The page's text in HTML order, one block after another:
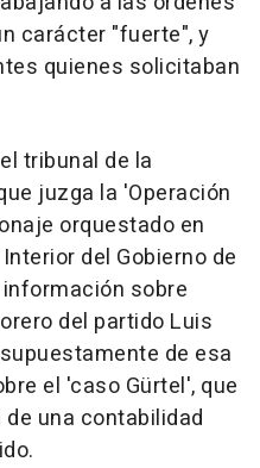
carácter "fuerte", y
quienes solicitaban
tribunal de la
juzga la 'Operación
orquestado en
del Gobierno de
sobre
del partido Luis
de esa
el 'caso Gürtel', que
una contabilidad